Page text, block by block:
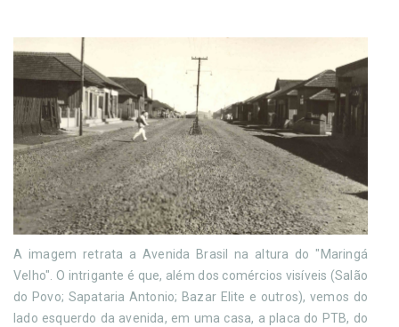
A imagem retrata a Avenida Brasil na altura do "Maringá
Velho". O intrigante é que, além dos comércios visíveis (Salão
do Povo; Sapataria Antonio; Bazar Elite e outros), vemos do
lado esquerdo da avenida, em uma casa, a placa do PTB, do